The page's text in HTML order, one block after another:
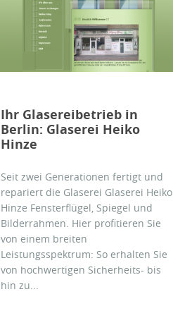
Ihr Glasereibetrieb in
Berlin: Glaserei Heiko
Hinze
Seit zwei Generationen fertigt und
repariert die Glaserei Glaserei Heiko
Hinze Fensterflügel, Spiegel und
Bilderrahmen. Hier profitieren Sie
von einem breiten
Leistungsspektrum: So erhalten Sie
von hochwertigen Sicherheits- bis
hin zu...